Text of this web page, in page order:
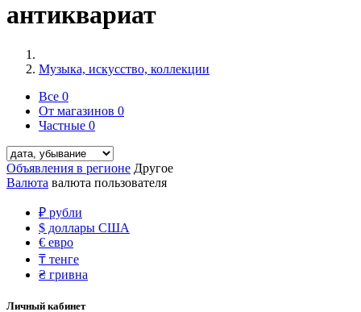
антиквариат
Музыка, искусство, коллекции
Все 0
От магазинов 0
Частные 0
Объявления в регионе Другое
Валюта валюта пользователя
₽ рубли
$ доллары США
€ евро
₸ тенге
₴ гривна
Личный кабинет